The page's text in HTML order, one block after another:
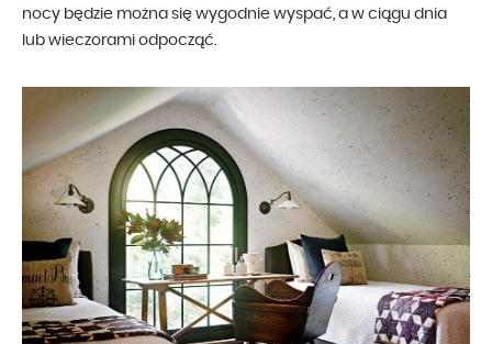
nocy będzie można się wygodnie wyspać, a w ciągu dnia
lub wieczorami odpocząć.